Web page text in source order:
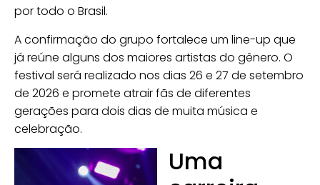
por todo o Brasil.
A confirmação do grupo fortalece um line-up que
já reúne alguns dos maiores artistas do gênero. O
festival será realizado nos dias 26 e 27 de setembro
de 2026 e promete atrair fãs de diferentes
gerações para dois dias de muita música e
celebração.
Uma